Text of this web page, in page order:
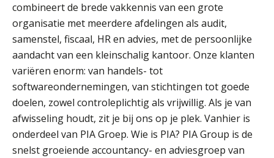
combineert de brede vakkennis van een grote
organisatie met meerdere afdelingen als audit,
samenstel, fiscaal, HR en advies, met de persoonlijke
aandacht van een kleinschalig kantoor. Onze klanten
variëren enorm: van handels- tot
softwareondernemingen, van stichtingen tot goede
doelen, zowel controleplichtig als vrijwillig. Als je van
afwisseling houdt, zit je bij ons op je plek. Vanhier is
onderdeel van PIA Groep. Wie is PIA? PIA Group is de
snelst groeiende accountancy- en adviesgroep van
Informer Money genomineerd voor
Best FinTech Startup of the Year
België
Wwft-compliance in 2026: doen we
het beter dan vorig jaar?
ICT & AI | Volledig automatische
factuurverwerking: zo kom je er
Hierom zijn webshopondernemers
extra kwetsbaar voor
boekhoudfouten